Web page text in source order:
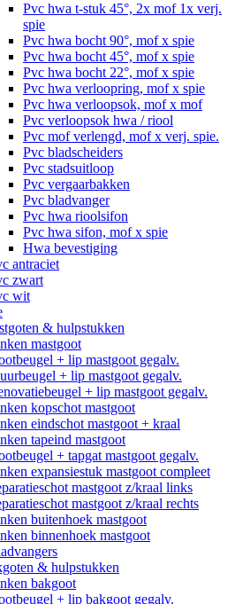
Pvc hwa t-stuk 45°, 2x mof 1x verj.
spie
Pvc hwa bocht 90°, mof x spie
Pvc hwa bocht 45°, mof x spie
Pvc hwa bocht 22°, mof x spie
Pvc hwa verloopring, mof x spie
Pvc hwa verloopsok, mof x mof
Pvc verloopsok hwa / riool
Pvc mof verlengd, mof x verj. spie.
Pvc bladscheiders
Pvc stadsuitloop
Pvc vergaarbakken
Pvc bladvanger
Pvc hwa rioolsifon
Pvc hwa sifon, mof x spie
Hwa bevestiging
antraciet
zwart
wit
& hulpstukken
mastgoot
+ lip mastgoot gegalv.
+ lip mastgoot gegalv.
+ lip mastgoot gegalv.
kopschot mastgoot
eindschot mastgoot + kraal
tapeind mastgoot
+ tapgat mastgoot gegalv.
expansiestuk mastgoot compleet
mastgoot z/kraal links
mastgoot z/kraal rechts
buitenhoek mastgoot
binnenhoek mastgoot
& hulpstukken
bakgoot
+ lip bakgoot gegalv.